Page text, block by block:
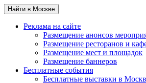
Найти в Москве
Реклама на сайте
Размещение анонсов
Размещение ресторанов и
Размещение мест и площадок
Размещение баннеров
Бесплатные события
Бесплатные выставки в